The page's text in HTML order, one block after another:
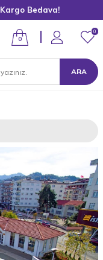
Kargo Bedava!
ARA
0
0